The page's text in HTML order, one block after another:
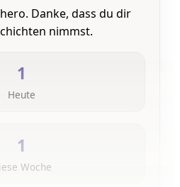
Danke, dass du dir
nimmst.
1
Heute
1
Woche